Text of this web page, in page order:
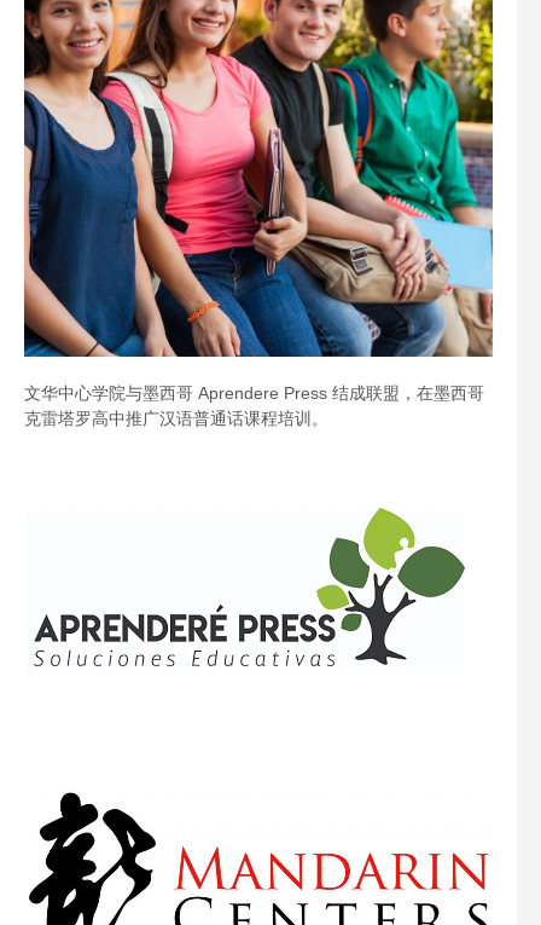
文华中心学院与墨西哥 Aprendere Press 结成联盟，在墨西哥
克雷塔罗高中推广汉语普通话课程培训。